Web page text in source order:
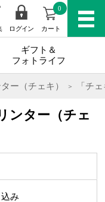
ログイン カート
0
ギフト＆
フォトライフ
ー（チェキ） 「チ
ンター（チェ
み